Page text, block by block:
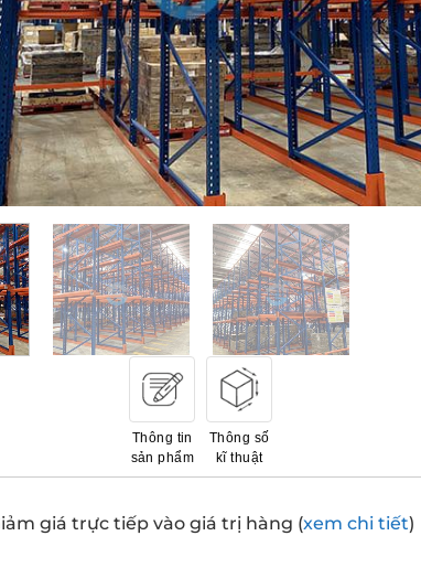
Thông tin
sản phẩm
Thông số
kĩ thuật
giá trực tiếp vào giá trị hàng (xem chi tiết)